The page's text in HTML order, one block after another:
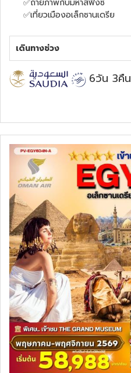
✅ถ่ายภาพกับมหาสฟิงซ์
✅เที่ยวเมืองอเล็กซานเดรีย
เดินทางช่วง
6วัน 3คืน